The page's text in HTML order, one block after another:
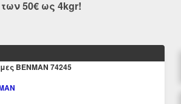
50€ ως 4kgr!
BENMAN 74245